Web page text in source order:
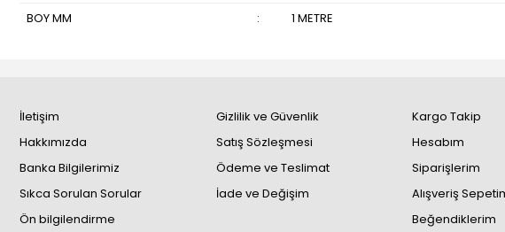
BOY MM
: 1 METRE
İletişim
Hakkımızda
Banka Bilgilerimiz
Sıkca Sorulan Sorular
Ön bilgilendirme
Gizlilik ve Güvenlik
Satış Sözleşmesi
Ödeme ve Teslimat
İade ve Değişim
Kargo Takip
Hesabım
Siparişlerim
Alışveriş
Beğendiklerim